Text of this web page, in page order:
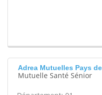
Adrea Mutuelles Pays
Mutuelle Santé Sénior